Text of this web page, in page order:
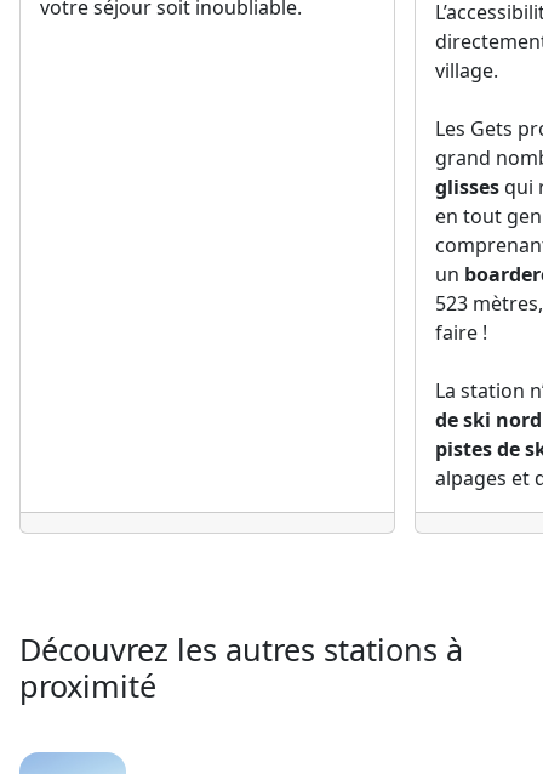
votre séjour soit inoubliable.
village.
Les Gets
grand
glissesqui
en tout
un
523
faire !
La station
de ski
pistes de
alpages et
Découvrez les autres stations à
proximité